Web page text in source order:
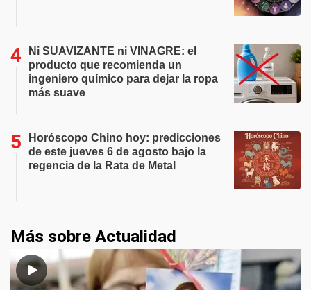
Ni SUAVIZANTE ni VINAGRE: el
producto que recomienda un
ingeniero químico para dejar la ropa
más suave
Horóscopo Chino hoy: predicciones
de este jueves 6 de agosto bajo la
regencia de la Rata de Metal
Más sobre Actualidad